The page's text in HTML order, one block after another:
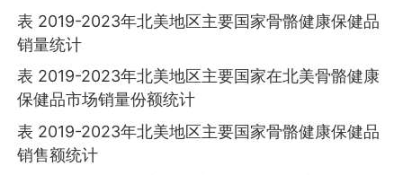
表 2019-2023年北美地区主要国家骨骼健康保健品
销量统计
表 2019-2023年北美地区主要国家在北美骨骼健康
保健品市场销量份额统计
表 2019-2023年北美地区主要国家骨骼健康保健品
销售额统计